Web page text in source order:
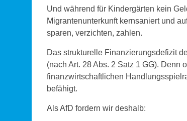
Und während für Kindergärten kein
Migrantenunterkunft kernsaniert und
sparen, verzichten, zahlen.
Das strukturelle Finanzierungsdefizit
(nach Art. 28 Abs. 2 Satz 1 GG).
finanzwirtschaftlichen
befähigt.
Als AfD fordern wir deshalb: